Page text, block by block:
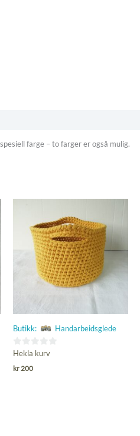
farge – to farger er også mulig.
Butikk: Handarbeidsglede
0
ut
Hekla kurv
kr200